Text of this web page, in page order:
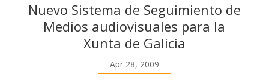
Nuevo Sistema de Seguimiento de
Medios audiovisuales para la
Xunta de Galicia
Apr 28, 2009